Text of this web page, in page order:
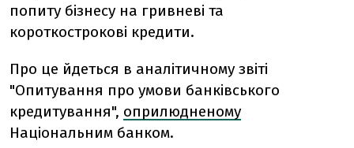
попиту бізнесу на гривневі та
короткострокові кредити.
Про це йдеться в аналітичному звіті
"Опитування про умови банківського
кредитування", оприлюдненому
Національним банком.